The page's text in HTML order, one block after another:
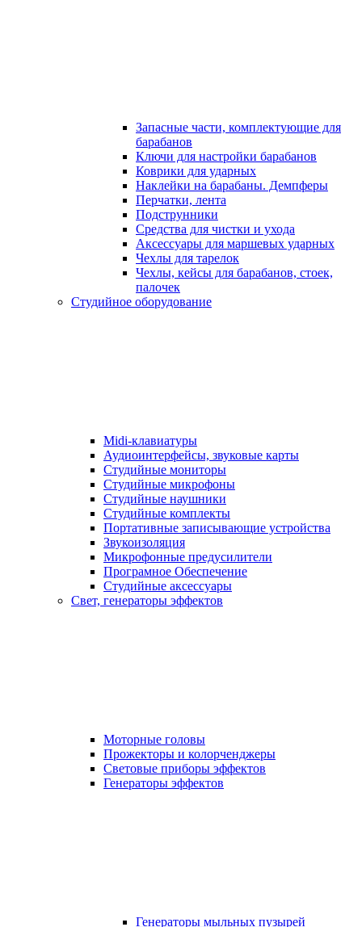
Запасные части, комплектующие для
барабанов
Ключи для настройки барабанов
Коврики для ударных
Наклейки на барабаны. Демпферы
Перчатки, лента
Подструнники
Средства для чистки и ухода
Аксессуары для маршевых ударных
Чехлы для тарелок
Чехлы, кейсы для барабанов, стоек,
палочек
Студийное оборудование
Midi-клавиатуры
Аудиоинтерфейсы, звуковые карты
Студийные мониторы
Студийные микрофоны
Студийные наушники
Студийные комплекты
Портативные записывающие устройства
Звукоизоляция
Микрофонные предусилители
Програмное Обеспечение
Студийные аксессуары
Свет, генераторы эффектов
Моторные головы
Прожекторы и колорченджеры
Световые приборы эффектов
Генераторы эффектов
Генераторы мыльных пузырей